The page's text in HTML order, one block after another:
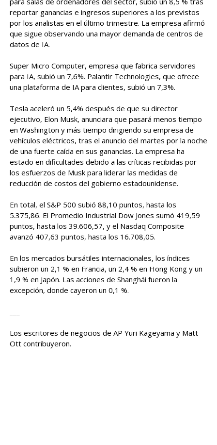
reportar ganancias e ingresos superiores a los previstos
por los analistas en el último trimestre. La empresa afirmó
que sigue observando una mayor demanda de centros de
datos de IA.
Super Micro Computer, empresa que fabrica servidores
para IA, subió un 7,6%. Palantir Technologies, que ofrece
una plataforma de IA para clientes, subió un 7,3%.
Tesla aceleró un 5,4% después de que su director
ejecutivo, Elon Musk, anunciara que pasará menos tiempo
en Washington y más tiempo dirigiendo su empresa de
vehículos eléctricos, tras el anuncio del martes por la noche
de una fuerte caída en sus ganancias. La empresa ha
estado en dificultades debido a las críticas recibidas por
los esfuerzos de Musk para liderar las medidas de
reducción de costos del gobierno estadounidense.
En total, el S&P 500 subió 88,10 puntos, hasta los
5.375,86. El Promedio Industrial Dow Jones sumó 419,59
puntos, hasta los 39.606,57, y el Nasdaq Composite
avanzó 407,63 puntos, hasta los 16.708,05.
En los mercados bursátiles internacionales, los índices
subieron un 2,1 % en Francia, un 2,4 % en Hong Kong y un
1,9 % en Japón. Las acciones de Shanghái fueron la
excepción, donde cayeron un 0,1 %.
Los escritores de negocios de AP Yuri Kageyama y Matt
Ott contribuyeron.